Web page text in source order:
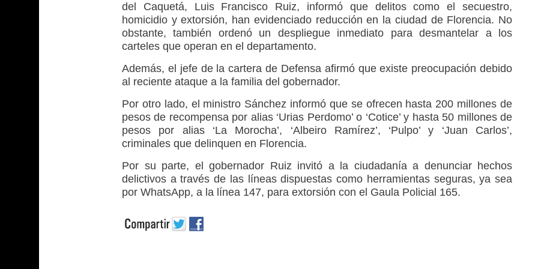
del Caquetá, Luis Francisco Ruiz, informó que delitos como el secuestro,
homicidio y extorsión, han evidenciado reducción en la ciudad de Florencia. No
obstante, también ordenó un despliegue inmediato para desmantelar a los
carteles que operan en el departamento.
Además, el jefe de la cartera de Defensa afirmó que existe preocupación debido
al reciente ataque a la familia del gobernador.
Por otro lado, el ministro Sánchez informó que se ofrecen hasta 200 millones de
pesos de recompensa por alias ‘Urias Perdomo’ o ‘Cotice’ y hasta 50 millones de
pesos por alias ‘La Morocha’, ‘Albeiro Ramírez’, ‘Pulpo’ y ‘Juan Carlos’,
criminales que delinquen en Florencia.
Por su parte, el gobernador Ruiz invitó a la ciudadanía a denunciar hechos
delictivos a través de las líneas dispuestas como herramientas seguras, ya sea
por WhatsApp, a la línea 147, para extorsión con el Gaula Policial 165.